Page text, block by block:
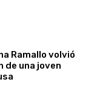
Ramallo volvió
de una joven